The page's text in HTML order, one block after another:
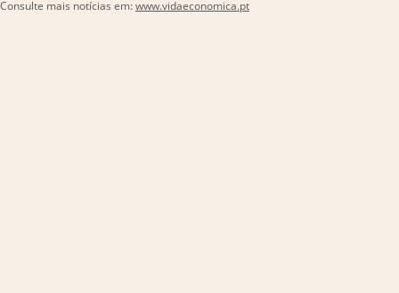
Consulte mais notícias em:www.vidaeconomica.pt